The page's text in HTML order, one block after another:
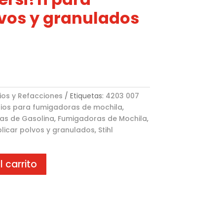
y granulados
y Refacciones Etiquetas: 4203 007
para fumigadoras de mochila,
de Gasolina, Fumigadoras de Mochila,
polvos y granulados, Stihl
carrito